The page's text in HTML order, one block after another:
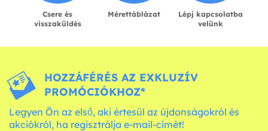
Csere és
visszaküldés
Mérettáblázat
Lépj kapcsolatba
velünk
HOZZÁFÉRÉS AZ EXKLUZÍV
PROMÓCIÓKHOZ*
Legyen Ön az első, aki értesül az újdonságokról és
akciókról, ha regisztrálja e-mail-címét!